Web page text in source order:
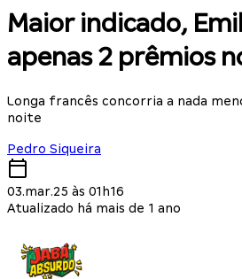
Maior indicado,
apenas 2 prêmios
Longa francês concorria a nada
noite
Pedro Siqueira
03.mar.25 às 01h16
Atualizado há mais de 1 ano